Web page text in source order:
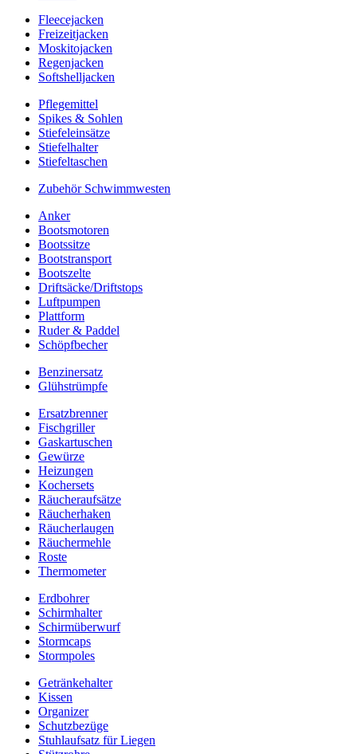
Fleecejacken
Freizeitjacken
Moskitojacken
Regenjacken
Softshelljacken
Pflegemittel
Spikes & Sohlen
Stiefeleinsätze
Stiefelhalter
Stiefeltaschen
Zubehör Schwimmwesten
Anker
Bootsmotoren
Bootssitze
Bootstransport
Bootszelte
Driftsäcke/Driftstops
Luftpumpen
Plattform
Ruder & Paddel
Schöpfbecher
Benzinersatz
Glühstrümpfe
Ersatzbrenner
Fischgriller
Gaskartuschen
Gewürze
Heizungen
Kochersets
Räucheraufsätze
Räucherhaken
Räucherlaugen
Räuchermehle
Roste
Thermometer
Erdbohrer
Schirmhalter
Schirmüberwurf
Stormcaps
Stormpoles
Getränkehalter
Kissen
Organizer
Schutzbezüge
Stuhlaufsatz für Liegen